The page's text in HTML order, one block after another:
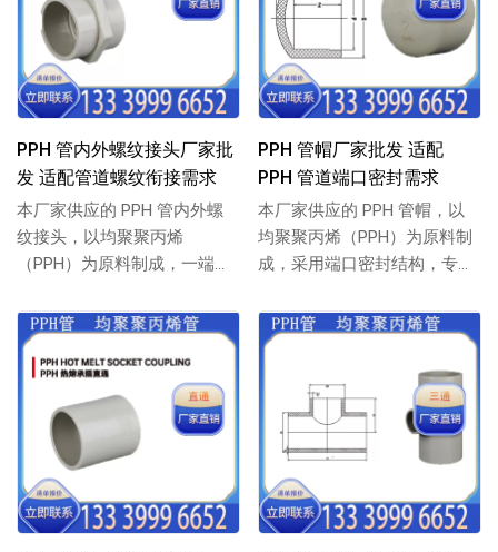
PPH 管内外螺纹接头厂家批
发 适配管道螺纹衔接需求
本厂家供应的 PPH 管内外螺
纹接头，以均聚聚丙烯
（PPH）为原料制成，一端内
PPH 管道与...
PPH 管帽厂家批发 适配
PPH 管道端口密封需求
本厂家供应的 PPH 管帽，以
均聚聚丙烯（PPH）为原料制
成，采用端口密封结构，专为
抗冲...